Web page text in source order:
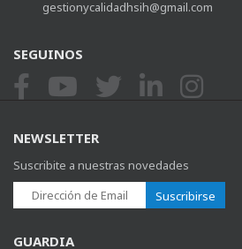
gestionycalidadhsih@gmail.com
SEGUINOS
NEWSLETTER
Suscribite a nuestras novedades
Suscribirse
GUARDIA